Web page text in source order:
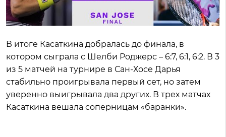
В итоге Касаткина добралась до финала, в
котором сыграла с Шелби Роджерс – 6:7, 6:1, 6:2. В 3
из 5 матчей на турнире в Сан-Хосе Дарья
стабильно проигрывала первый сет, но затем
уверенно выигрывала два других. В трех матчах
Касаткина вешала соперницам «баранки».